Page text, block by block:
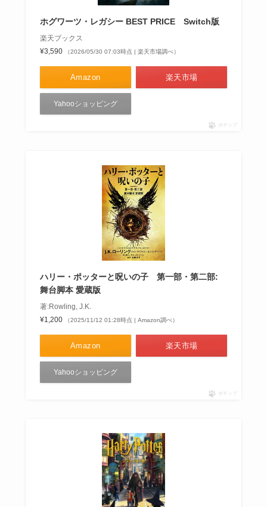
ホグワーツ・レガシー BEST PRICE Switch版
楽天ブックス
¥3,590
（2026/05/30 07:03時点 | 楽天市場調べ）
Amazon 楽天市場
Yahooショッピング
ポチップ
ハリー・ポッターと呪いの子 第一部・第二部:
舞台脚本 愛蔵版
著:Rowling, J.K.
¥1,200
（2025/11/12 01:28時点 | Amazon調べ）
Amazon 楽天市場
Yahooショッピング
ポチップ